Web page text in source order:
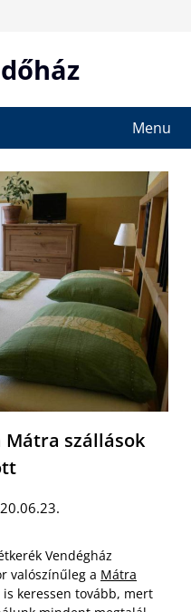
Menu
Mátra szállások
Vendégház
valószínűleg a Mátra
is keressen tovább, mert